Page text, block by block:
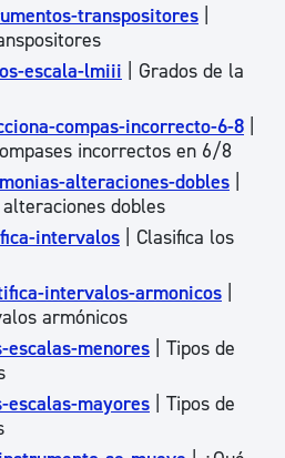
transpositores
escala-lmiii | Grados de la
compas-incorrecto-6-8
incorrectos en 6/8
alteraciones-dobles
dobles
intervalos | Clasifica los
intervalos-armonicos
armónicos
menores | Tipos de
mayores | Tipos de